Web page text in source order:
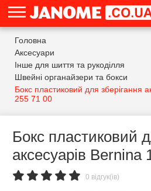
Головна
Аксесуари
Інше для шиття та рукоділля
Швейні органайзери та бокси
Бокс пластиковий для зберігання
255 71 00
Бокс пластиковий
аксесуарів Bernina
0 відгук(ів)